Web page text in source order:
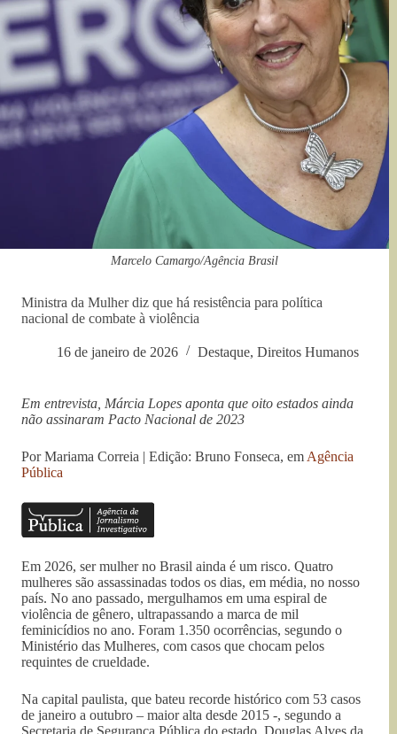
Marcelo Camargo/Agência Brasil
Ministra da Mulher diz que há resistência para política
nacional de combate à violência
16 de janeiro de 2026 Destaque, Direitos Humanos
Em entrevista, Márcia Lopes aponta que oito estados ainda
não assinaram Pacto Nacional de 2023
Por Mariama Correia | Edição: Bruno Fonseca, em Agência
Pública
Em 2026, ser mulher no Brasil ainda é um risco. Quatro
mulheres são assassinadas todos os dias, em média, no nosso
país. No ano passado, mergulhamos em uma espiral de
violência de gênero, ultrapassando a marca de mil
feminicídios no ano. Foram 1.350 ocorrências, segundo o
Ministério das Mulheres, com casos que chocam pelos
requintes de crueldade.
Na capital paulista, que bateu recorde histórico com 53 casos
de janeiro a outubro – maior alta desde 2015 -, segundo a
Secretaria de Segurança Pública do estado, Douglas Alves da